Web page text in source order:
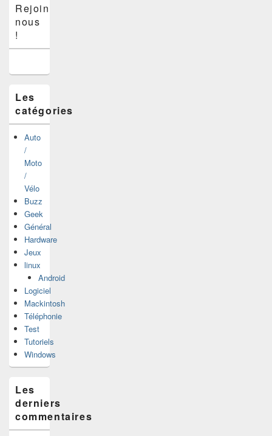
principale
de
widget
latérale
Rejoins-
nous
!
Les
catégories
Auto
/
Moto
/
Vélo
Buzz
Geek
Général
Hardware
Jeux
linux
Android
Logiciel
Mackintosh
Téléphonie
Test
Tutoriels
Windows
Les
derniers
commentaires